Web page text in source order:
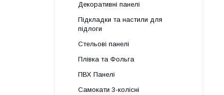
Декоративні панелі
Підкладки та настили для
підлоги
Стельові панелі
Плівка та Фольга
ПВХ Панелі
Самокати 3-колісні